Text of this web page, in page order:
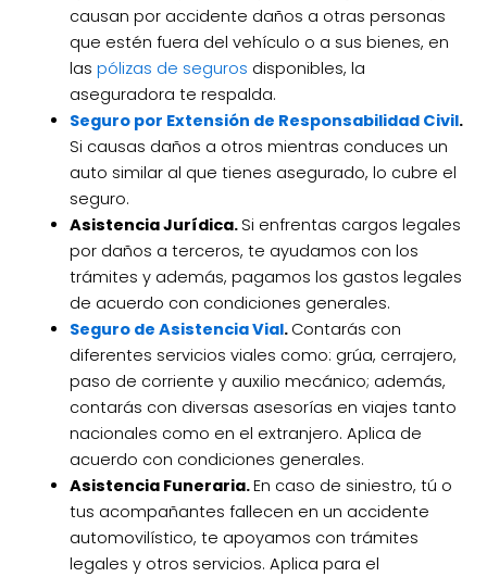
causan por accidente daños a otras personas
que estén fuera del vehículo o a sus bienes, en
las pólizas de seguros disponibles, la
aseguradora te respalda.
Seguro por Extensión de Responsabilidad Civil.
Si causas daños a otros mientras conduces un
auto similar al que tienes asegurado, lo cubre el
seguro.
Asistencia Jurídica. Si enfrentas cargos legales
por daños a terceros, te ayudamos con los
trámites y además, pagamos los gastos legales
de acuerdo con condiciones generales.
Seguro de Asistencia Vial. Contarás con
diferentes servicios viales como: grúa, cerrajero,
paso de corriente y auxilio mecánico; además,
contarás con diversas asesorías en viajes tanto
nacionales como en el extranjero. Aplica de
acuerdo con condiciones generales.
Asistencia Funeraria.En caso de siniestro, tú o
tus acompañantes fallecen en un accidente
automovilístico, te apoyamos con trámites
legales y otros servicios. Aplica para el